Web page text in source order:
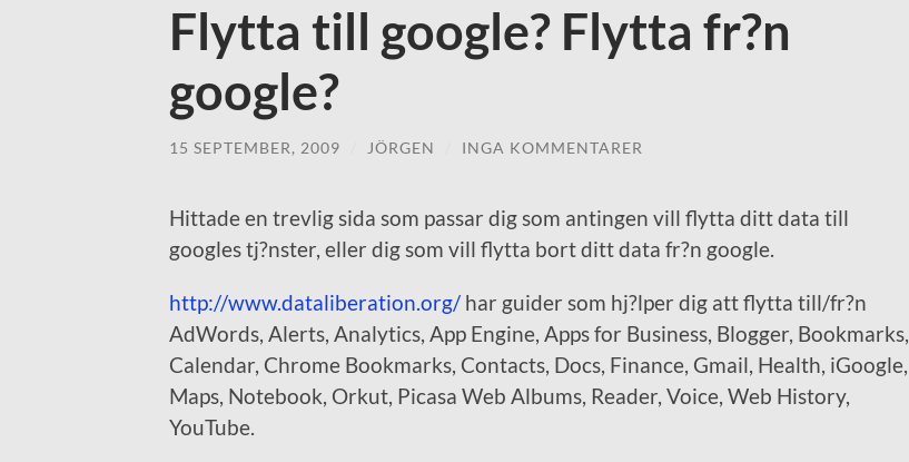
Flytta till google? Flytta fr?n
google?
15 SEPTEMBER, 2009 JÖRGEN INGA KOMMENTARER
Hittade en trevlig sida som passar dig som antingen vill flytta ditt data till
googles tj?nster, eller dig som vill flytta bort ditt data fr?n google.
http://www.dataliberation.org/ har guider som hj?lper dig att flytta till/fr?n
AdWords, Alerts, Analytics, App Engine, Apps for Business, Blogger, Bookmarks,
Calendar, Chrome Bookmarks, Contacts, Docs, Finance, Gmail, Health, iGoogle,
Maps, Notebook, Orkut, Picasa Web Albums, Reader, Voice, Web History,
YouTube.